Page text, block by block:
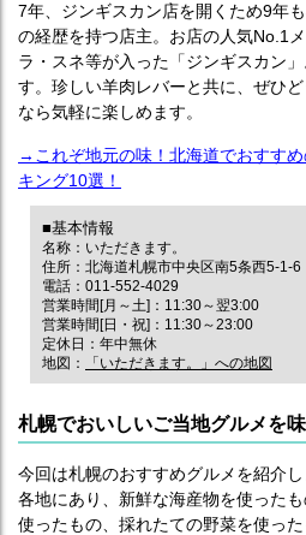
7年、ジンギスカン店を開くため9年
の経歴を持つ店主。お店の人気No.1
ラ・スネ等が入った「ジンギスカン
す。珍しい羊肉レバーと共に、ぜひ
なら気軽に楽しめます。
→これぞ地元の味！北海道でおすす
キング10選！
■基本情報
名称：いただきます。
住所：北海道札幌市中央区南5条西5-1-6
電話：011-552-4029
営業時間[月～土]：11:30～翌3:00
営業時間[日・祝]：11:30～23:00
定休日：年中無休
地図：
「いただきます。」への地図
札幌でおいしいご当地グルメを
今回は札幌のおすすめグルメを紹介
各地にあり、新鮮な海産物を使った
使ったもの、採れたての野菜を使っ